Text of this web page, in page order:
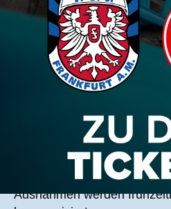
Bitte beachten Sie, dass
bzw. Besucher aus dem
Gastmannschaft (in der
gebucht werden können.
jeweiligen Gastverein
Tickets für die Gästeblöcke
Spieltag an der Gästekasse
siehe Grafik ganz unten)
Ausnahmen werden